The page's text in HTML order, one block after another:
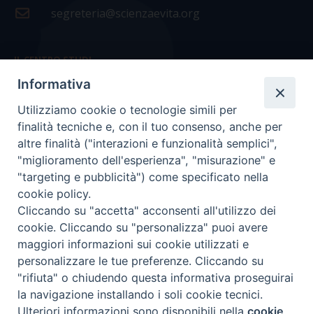
segreteria@scienzaevita.org
IL CENTRO STUDI
La nostra storia
Statuto
Presidenza e ufficio presidenza
Consiglio scientifico
Coordinamento nazionale
COPYRIGHT Scienza & Vita - C.F96600690588- Tutti i
diritti -Privacy- Credits
Informativa
Utilizziamo cookie o tecnologie simili per
finalità tecniche e, con il tuo consenso, anche per
altre finalità ("interazioni e funzionalità semplici",
"miglioramento dell'esperienza", "misurazione" e
"targeting e pubblicità") come specificato nella
cookie policy.
Cliccando su "accetta" acconsenti all'utilizzo dei
cookie. Cliccando su "personalizza" puoi avere
maggiori informazioni sui cookie utilizzati e
personalizzare le tue preferenze. Cliccando su
"rifiuta" o chiudendo questa informativa proseguirai
la navigazione installando i soli cookie tecnici.